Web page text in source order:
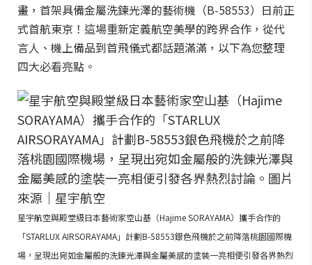
畫，首架具備金屬洗鍊光澤的藝術機（B-58553）日前正
式首航東京！這場重新定義航空美學的跨界合作，從代
言人、機上備品到首飛儀式都話題滿滿，以下為您整理
四大必看亮點。
星宇航空與殿堂級日本藝術家空山基（Hajime SORAYAMA）攜手合作的
「STARLUX AIRSORAYAMA」計劃B-58553銀色飛機於之前降落桃園國際機
場，呈現出宛如金屬般的洗鍊光澤與金屬美感的塗裝一亮相便引發各界熱烈